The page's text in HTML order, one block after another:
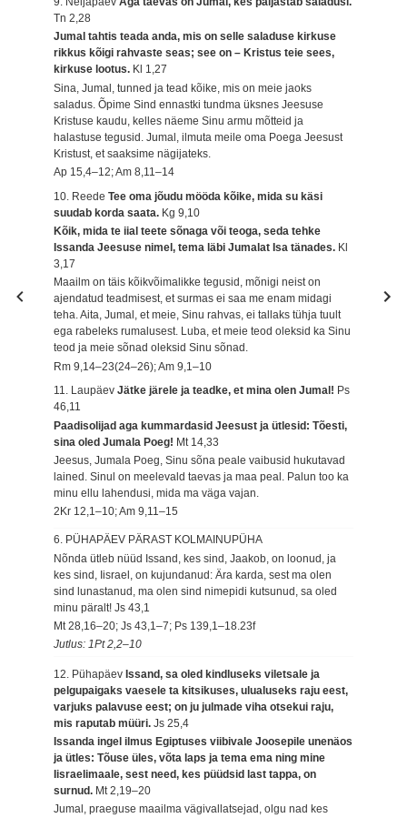
Tn 2,28
Jumal tahtis teada anda, mis on selle saladuse kirkuse
rikkus kõigi rahvaste seas; see on – Kristus teie sees,
kirkuse lootus. Kl 1,27
Sina, Jumal, tunned ja tead kõike, mis on meie jaoks
saladus. Õpime Sind ennastki tundma üksnes Jeesuse
Kristuse kaudu, kelles näeme Sinu armu mõtteid ja
halastuse tegusid. Jumal, ilmuta meile oma Poega Jeesust
Kristust, et saaksime nägijateks.
Ap 15,4–12; Am 8,11–14
10. ReedeTee oma jõudu mööda kõike, mida su käsi
suudab korda saata. Kg 9,10
Kõik, mida te iial teete sõnaga või teoga, seda tehke
Issanda Jeesuse nimel, tema läbi Jumalat Isa tänades. Kl
3,17
Maailm on täis kõikvõimalikke tegusid, mõnigi neist on
ajendatud teadmisest, et surmas ei saa me enam midagi
teha. Aita, Jumal, et meie, Sinu rahvas, ei tallaks tühja tuult
ega rabeleks rumalusest. Luba, et meie teod oleksid ka Sinu
teod ja meie sõnad oleksid Sinu sõnad.
Rm 9,14–23(24–26); Am 9,1–10
11. LaupäevJätke järele ja teadke, et mina olen Jumal! Ps
46,11
Paadisolijad aga kummardasid Jeesust ja ütlesid: Tõesti,
sina oled Jumala Poeg! Mt 14,33
Jeesus, Jumala Poeg, Sinu sõna peale vaibusid hukutavad
lained. Sinul on meelevald taevas ja maa peal. Palun too ka
minu ellu lahendusi, mida ma väga vajan.
2Kr 12,1–10; Am 9,11–15
6. PÜHAPÄEV PÄRAST KOLMAINUPÜHA
Nõnda ütleb nüüd Issand, kes sind, Jaakob, on loonud, ja
kes sind, Iisrael, on kujundanud: Ära karda, sest ma olen
sind lunastanud, ma olen sind nimepidi kutsunud, sa oled
minu päralt!Js 43,1
Mt 28,16–20; Js 43,1–7; Ps 139,1–18.23f
Jutlus: 1Pt 2,2–10
12. PühapäevIssand, sa oled kindluseks viletsale ja
pelgupaigaks vaesele ta kitsikuses, ulualuseks raju eest,
varjuks palavuse eest; on ju julmade viha otsekui raju,
mis raputab müüri.Js 25,4
Issanda ingel ilmus Egiptuses viibivale Joosepile unenäos
ja ütles: Tõuse üles, võta laps ja tema ema ning mine
Iisraelimaale, sest need, kes püüdsid last tappa, on
surnud. Mt 2,19–20
Jumal, praeguse maailma vägivallatsejad, olgu nad kes